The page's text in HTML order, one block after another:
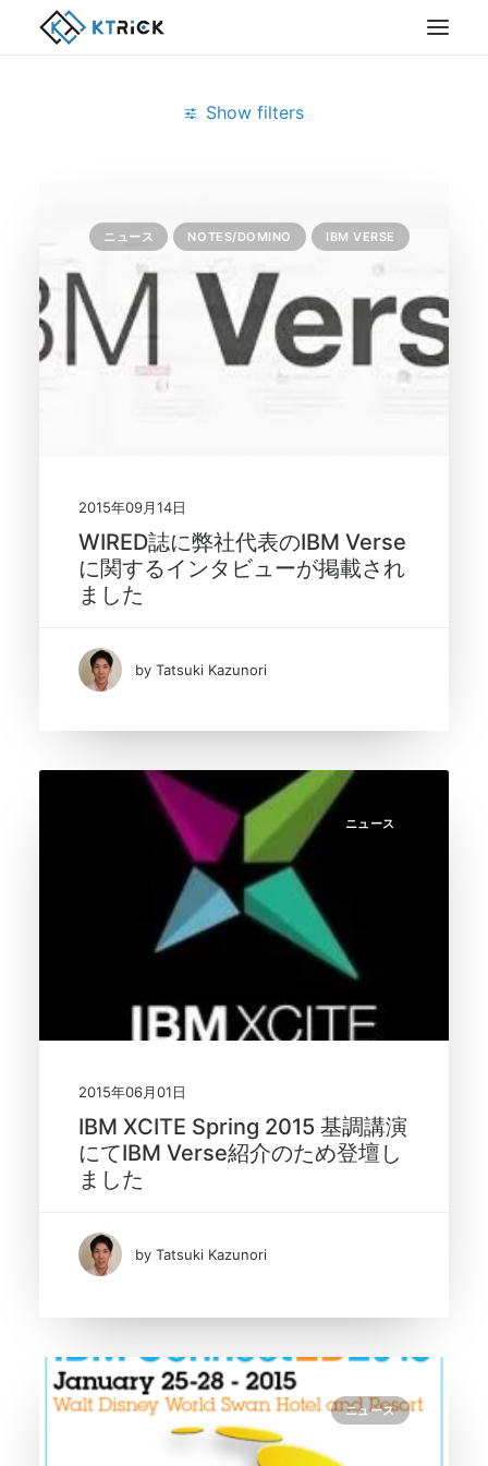
Show filters
ニュース NOTES/DOMINO IBM VERSE
2015年09月14日
WIRED誌に弊社代表のIBM Verse
に関するインタビューが掲載され
ました
by Tatsuki Kazunori
ニュース
2015年06月01日
IBM XCITE Spring 2015 基調講演
にてIBM Verse紹介のため登壇し
ました
by Tatsuki Kazunori
ニュース